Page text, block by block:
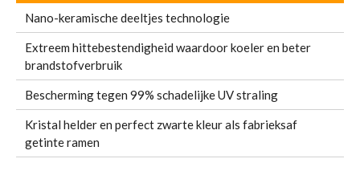
Nano-keramische deeltjes technologie
Extreem hittebestendigheid waardoor koeler en beter
brandstofverbruik
Bescherming tegen 99% schadelijke UV straling
Kristal helder en perfect zwarte kleur als fabrieksaf
getinte ramen